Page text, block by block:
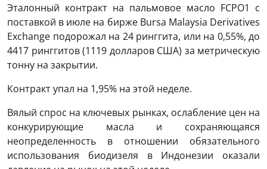
Эталонный контракт на пальмовое масло FCPO1 с
поставкой в ​​июле на бирже Bursa Malaysia Derivatives
Exchange подорожал на 24 ринггита, или на 0,55%, до
4417 ринггитов (1119 долларов США) за метрическую
тонну на закрытии.
Контракт упал на 1,95% на этой неделе.
Вялый спрос на ключевых рынках, ослабление цен на
конкурирующие масла и сохраняющаяся
неопределенность в отношении обязательного
использования биодизеля в Индонезии оказали